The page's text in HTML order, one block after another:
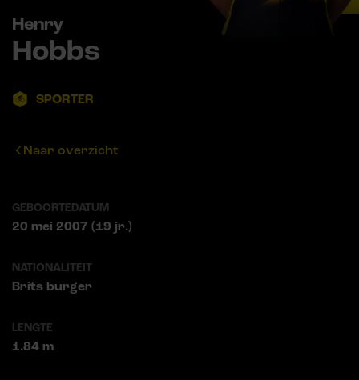
Henry
Hobbs
SPORTER
Naar overzicht
GEBOORTEDATUM
20 mei 2007 (19 jr.)
NATIONALITEIT
Brits burger
LENGTE
1.84 m